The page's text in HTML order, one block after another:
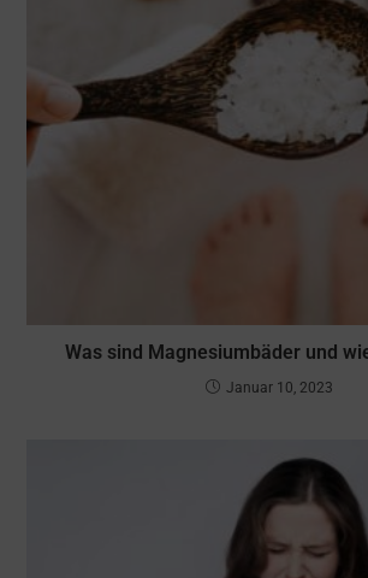
Was sind Magnesiumbäder und
Januar 10, 2023